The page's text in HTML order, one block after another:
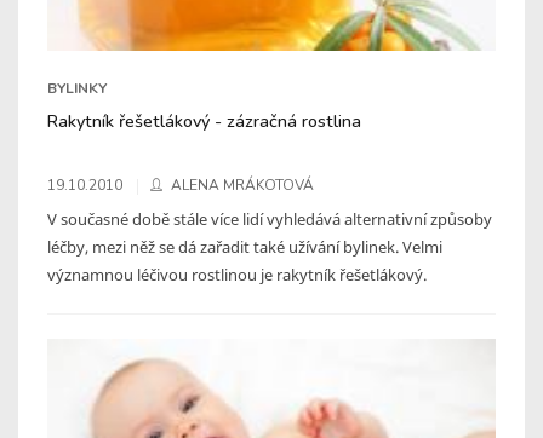
BYLINKY
Rakytník řešetlákový - zázračná rostlina
19.10.2010 ALENA MRÁKOTOVÁ
V současné době stále více lidí vyhledává alternativní způsoby
léčby, mezi něž se dá zařadit také užívání bylinek. Velmi
významnou léčivou rostlinou je rakytník řešetlákový.